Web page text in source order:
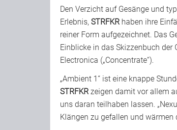
Den Verzicht auf Gesänge und
Erlebnis, STRFKR haben ihre
reiner Form aufgezeichnet. Das
Einblicke in das Skizzenbuch der
Electronica („Concentrate“).
„Ambient 1“ ist eine knappe
STRFKR zeigen damit vor allem
uns daran teilhaben lassen.
Klängen zu gefallen und